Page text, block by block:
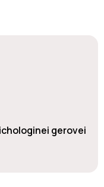
gerovei